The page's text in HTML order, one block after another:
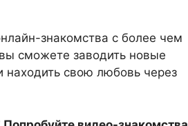
знакомства с более чем
сможете заводить новые
находить свою любовь через